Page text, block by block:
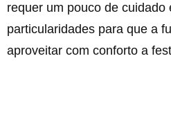
requer um pouco de cuidado
particularidades para que a
aproveitar com conforto a